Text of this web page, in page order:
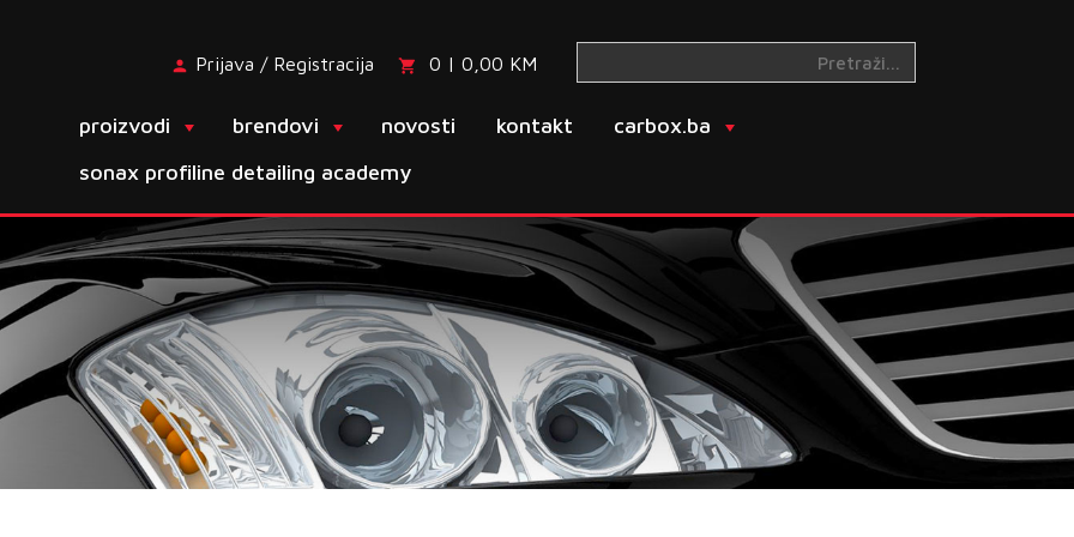
Prijava / Registracija 0 | 0,00 KM
proizvodi brendovi novosti kontakt
carbox.ba
sonax profiline detailing academy